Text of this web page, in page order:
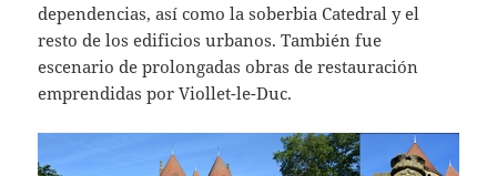
dependencias, así como la soberbia Catedral y el
resto de los edificios urbanos. También fue
escenario de prolongadas obras de restauración
emprendidas por Viollet-le-Duc.